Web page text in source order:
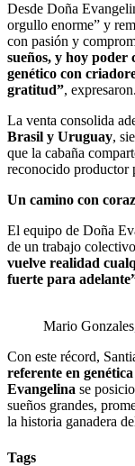
Desde Doña
orgullo enorme” y
con pasión y
sueños, y hoy
genético con
gratitud”, expresaron.
La venta consolida
Brasil y Uruguay,
que la cabaña
reconocido productor
Un camino con
El equipo de Doña
de un trabajo
vuelve realidad
fuerte para
Mario
Con este récord,
referente en
Evangelina se
sueños grandes,
la historia ganadera
Tags